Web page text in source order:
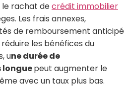
le rachat decrédit immobilier
Les frais annexes,
de remboursement anticipé
les bénéfices du
une durée de
longuepeut augmenter le
avec un taux plus bas.